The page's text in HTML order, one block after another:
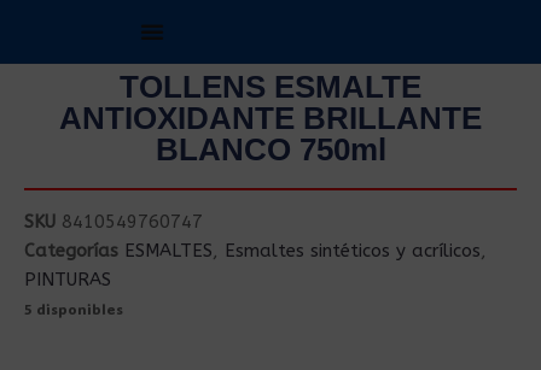
TOLLENS ESMALTE
ANTIOXIDANTE BRILLANTE
BLANCO 750ml
SKU 8410549760747
Categorías ESMALTES, Esmaltes sintéticos y acrílicos,
PINTURAS
5 disponibles